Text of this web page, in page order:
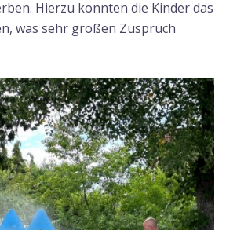
Hierzu konnten die Kinder das
was sehr großen Zuspruch